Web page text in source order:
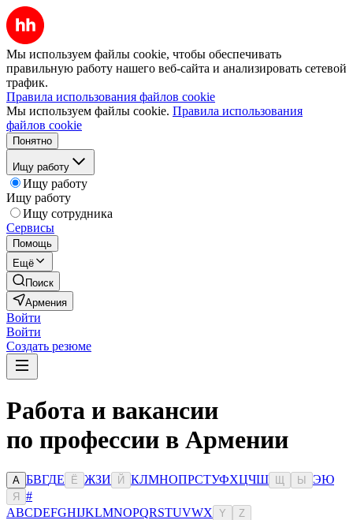
Мы используем файлы cookie, чтобы обеспечивать
правильную работу нашего веб-сайта и анализировать сетевой
трафик.
Правила использования файлов cookie
Мы используем файлы cookie. Правила использования
файлов cookie
Понятно
Ищу работу
Ищу работу
Ищу работу
Ищу сотрудника
Сервисы
Помощь
Ещё
Поиск
Армения
Войти
Войти
Создать резюме
Работа и вакансии
по профессии в Армении
А БВГДЕ Ё ЖЗИ Й КЛМНОПРСТУФХЦЧШ Ы ЭЮ
Я
#
ABCDEFGHIJKLMNOPQRSTUVWX Y Z